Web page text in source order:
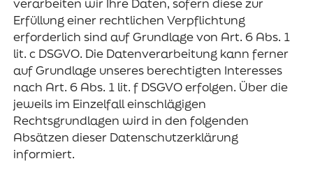
verarbeiten wir Ihre Daten, sofern diese zur
Erfüllung einer rechtlichen Verpflichtung
erforderlich sind auf Grundlage von Art. 6 Abs. 1
lit. c DSGVO. Die Datenverarbeitung kann ferner
auf Grundlage unseres berechtigten Interesses
nach Art. 6 Abs. 1 lit. f DSGVO erfolgen. Über die
jeweils im Einzelfall einschlägigen
Rechtsgrundlagen wird in den folgenden
Absätzen dieser Datenschutzerklärung
informiert.